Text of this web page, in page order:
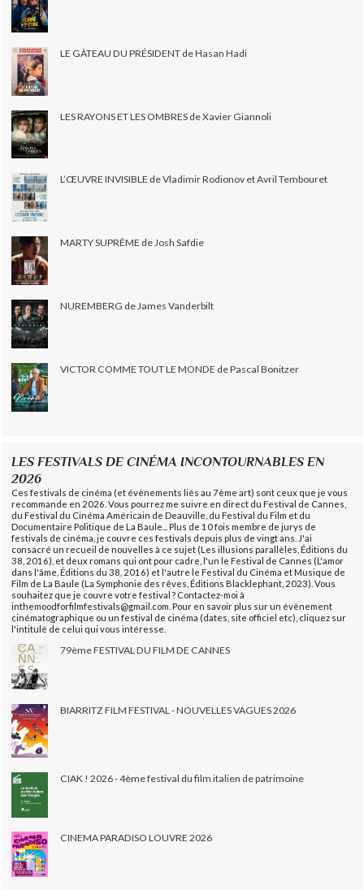
LE GÂTEAU DU PRÉSIDENT de Hasan Hadi
LES RAYONS ET LES OMBRES de Xavier Giannoli
L’ŒUVRE INVISIBLE de Vladimir Rodionov et Avril Tembouret
MARTY SUPRÊME de Josh Safdie
NUREMBERG de James Vanderbilt
VICTOR COMME TOUT LE MONDE de Pascal Bonitzer
LES FESTIVALS DE CINÉMA INCONTOURNABLES EN
2026
Ces festivals de cinéma (et évènements liés au 7ème art) sont ceux que je vous
recommande en 2026. Vous pourrez me suivre en direct du Festival de Cannes,
du Festival du Cinéma Américain de Deauville, du Festival du Film et du
Documentaire Politique de La Baule... Plus de 10 fois membre de jurys de
festivals de cinéma, je couvre ces festivals depuis plus de vingt ans. J'ai
consacré un recueil de nouvelles à ce sujet (Les illusions parallèles, Éditions du
38, 2016), et deux romans qui ont pour cadre, l'un le Festival de Cannes (L'amor
dans l'âme, Éditions du 38, 2016) et l'autre le Festival du Cinéma et Musique de
Film de La Baule (La Symphonie des rêves, Éditions Blacklephant, 2023). Vous
souhaitez que je couvre votre festival ? Contactez-moi à
inthemoodforfilmfestivals@gmail.com. Pour en savoir plus sur un évènement
cinématographique ou un festival de cinéma (dates, site officiel etc), cliquez sur
l'intitulé de celui qui vous intéresse.
79ème FESTIVAL DU FILM DE CANNES
BIARRITZ FILM FESTIVAL - NOUVELLES VAGUES 2026
CIAK ! 2026 - 4ème festival du film italien de patrimoine
CINEMA PARADISO LOUVRE 2026